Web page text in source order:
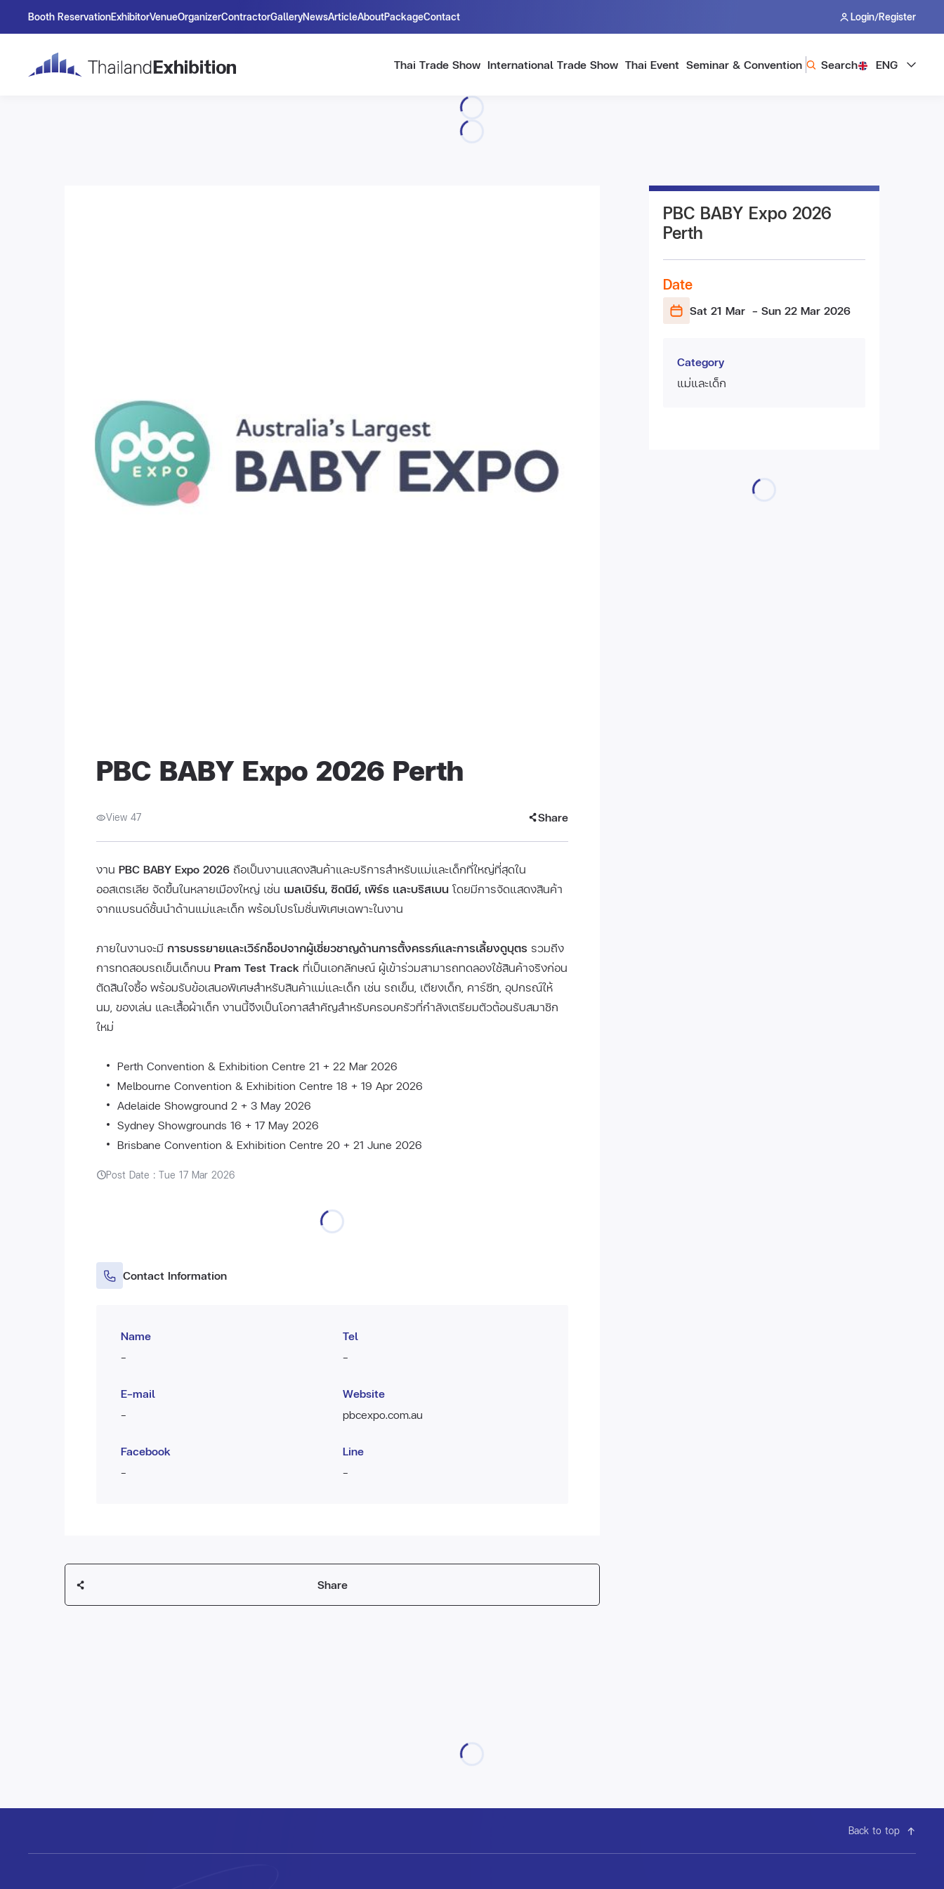
Booth ReservationExhibitorVenueOrganizerContractorGalleryNewsArticleAboutPackageContact Login/Register
Thai Trade Show International Trade Show Thai Event Seminar & Convention Search ENG
PBC BABY Expo 2026
Perth
Date
Sat 21 Mar - Sun 22 Mar 2026
Category
แม่และเด็ก
PBC BABY Expo 2026 Perth
View 47 Share
งาน PBC BABY Expo 2026 ถือเป็นงานแสดงสินค้าและบริการสำหรับแม่และเด็กที่ใหญ่ที่สุดใน
ออสเตรเลีย จัดขึ้นในหลายเมืองใหญ่ เช่น เมลเบิร์น, ซิดนีย์, เพิร์ธ และบริสเบน โดยมีการจัดแสดงสินค้า
จากแบรนด์ชั้นนำด้านแม่และเด็ก พร้อมโปรโมชั่นพิเศษเฉพาะในงาน
ภายในงานจะมี การบรรยายและเวิร์กช็อปจากผู้เชี่ยวชาญด้านการตั้งครรภ์และการเลี้ยงดูบุตร รวมถึง
การทดสอบรถเข็นเด็กบน Pram Test Track ที่เป็นเอกลักษณ์ ผู้เข้าร่วมสามารถทดลองใช้สินค้าจริงก่อน
ตัดสินใจซื้อ พร้อมรับข้อเสนอพิเศษสำหรับสินค้าแม่และเด็ก เช่น รถเข็น, เตียงเด็ก, คาร์ซีท, อุปกรณ์ให้
นม, ของเล่น และเสื้อผ้าเด็ก งานนี้จึงเป็นโอกาสสำคัญสำหรับครอบครัวที่กำลังเตรียมตัวต้อนรับสมาชิก
ใหม่
Perth Convention & Exhibition Centre 21 + 22 Mar 2026
Melbourne Convention & Exhibition Centre 18 + 19 Apr 2026
Adelaide Showground 2 + 3 May 2026
Sydney Showgrounds 16 + 17 May 2026
Brisbane Convention & Exhibition Centre 20 + 21 June 2026
Post Date : Tue 17 Mar 2026
Contact Information
Name
-
Tel
-
E-mail
-
Website
pbcexpo.com.au
Facebook
-
Line
-
Share
Back to top